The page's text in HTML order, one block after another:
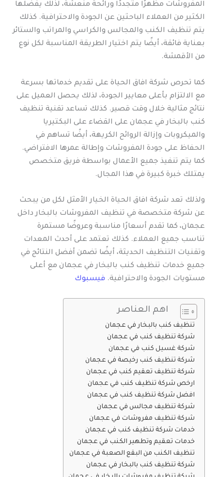
المفروشات مظهرًا متجددًا ورائحة منعشة، لذلك يفضلها
الكثير من العملاء الباحثين عن الجودة والاحترافية. كذلك
يتم تنظيف الكنب والمجالس والكراسي والمراتب والستائر
بعناية فائقة، أيضًا يتم اختيار الطريقة المناسبة لكل نوع
من الأقمشة.
كما تحرص شركة افاق الحياة على تقديم خدماتها بسرعة
مع الالتزام بأعلى معايير الجودة، لذلك يحصل العميل على
نتائج مثالية خلال وقت قصير. كذلك تساعد تقنية تنظيف
كنب بالبخار في عجمان على القضاء على البكتيريا
والميكروبات وإزالة الروائح الكريهة، أيضًا تساهم في
الحفاظ على جودة المفروشات وإطالة عمرها الافتراضي.
كما يتم تنفيذ جميع الأعمال بواسطة فريق متخصص
يمتلك خبرة كبيرة في هذا المجال.
ولذلك تعد شركة افاق الحياة الخيار الأمثل لكل من يبحث
عن شركة متخصصة في تنظيف المفروشات بالبخار داخل
عجمان، كما تقدم أسعارًا مناسبة وعروضًا مستمرة
تناسب جميع العملاء. كذلك تعتمد على أحدث المعدات
وتقنيات التنظيف الحديثة، أيضًا تضمن أفضل النتائج في
جميع خدمات تنظيف كنب بالبخار في عجمان مع أعلى
مستويات الجودة والاحترافية. فيسبوك
اهم العناصر
تنظيف كنب بالبخار في عجمان
شركة تنظيف كنب في عجمان
شركة غسيل كنب في عجمان
شركة تنظيف كنب رخيصة في عجمان
شركة تنظيف تعقيم كنب في عجمان
ارخص شركة تنظيف كنب في عجمان
افضل شركة تنظيف كنب في عجمان
شركة تنظيف مجالس في عجمان
شركة تنظيف مفروشات في عجمان
خدمات شركة تنظيف كنب في عجمان
خدمات تعقيم وتطهير الكنب في عجمان
تنظيف الكنب من البقع الصعبة في عجمان
شركة تنظيف كنب بالبخار في عجمان